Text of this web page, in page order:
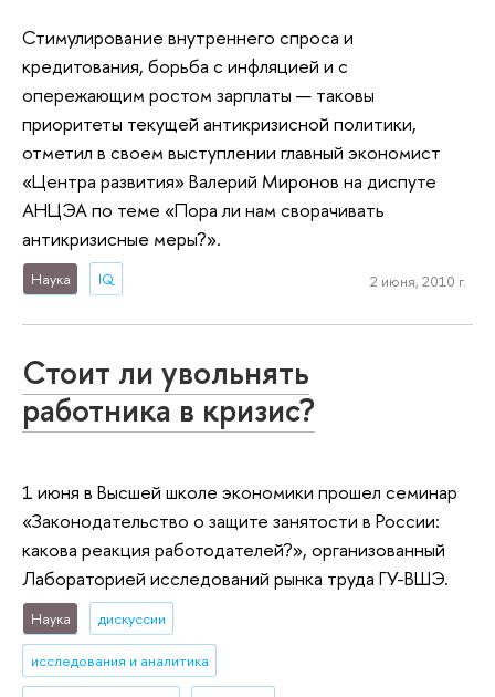
Стимулирование внутреннего спроса и
кредитования, борьба с инфляцией и с
опережающим ростом зарплаты — таковы
приоритеты текущей антикризисной политики,
отметил в своем выступлении главный экономист
«Центра развития»Валерий Миронов на диспуте
АНЦЭА по теме «Пора ли нам сворачивать
антикризисные меры?».
Наука IQ 2 июня, 2010 г.
Стоит ли увольнять
работника в кризис?
1 июня в Высшей школе экономики прошел семинар
«Законодательство о защите занятости в России:
какова реакция работодателей?», организованный
Лабораторией исследований рынка труда ГУ-ВШЭ.
Наука дискуссии
исследования и аналитика